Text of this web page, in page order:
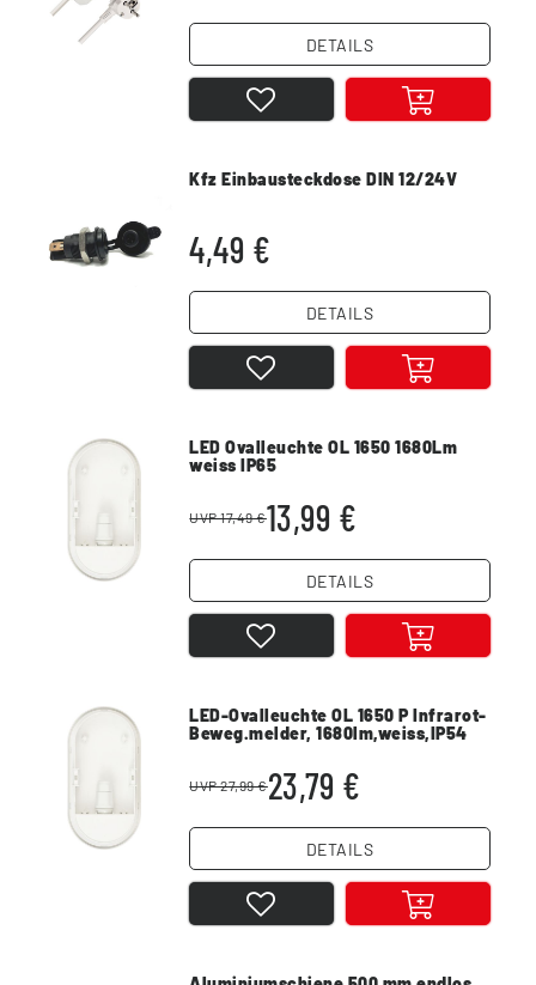
DETAILS
Kfz Einbausteckdose DIN 12/24V
4,49 €
DETAILS
LED Ovalleuchte OL 1650 1680Lm
weiss IP65
UVP 17,49 €13,99 €
DETAILS
LED-Ovalleuchte OL 1650 P Infrarot-
Beweg.melder, 1680lm,weiss,IP54
UVP 27,99 €23,79 €
DETAILS